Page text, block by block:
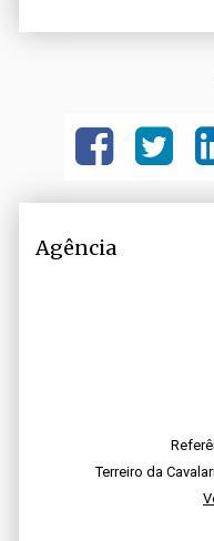
Agência
Terreiro da